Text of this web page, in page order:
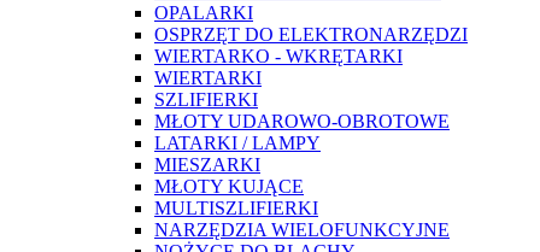
OPALARKI
OSPRZĘT DO ELEKTRONARZĘDZI
WIERTARKO - WKRĘTARKI
WIERTARKI
SZLIFIERKI
MŁOTY UDAROWO-OBROTOWE
LATARKI / LAMPY
MIESZARKI
MŁOTY KUJĄCE
MULTISZLIFIERKI
NARZĘDZIA WIELOFUNKCYJNE